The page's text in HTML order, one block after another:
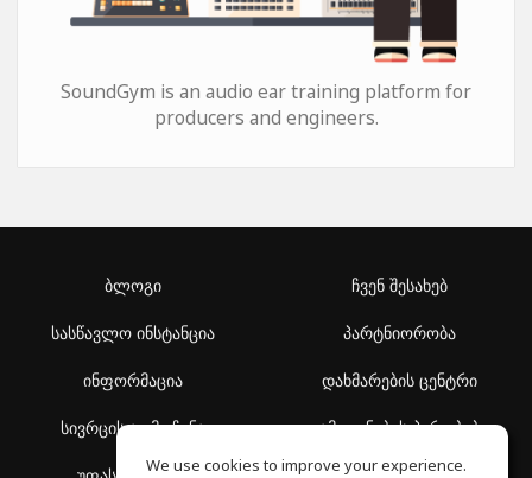
SoundGym is an audio ear training platform for
producers and engineers.
ბლოგი
სასწავლო ინსტანცია
ინფორმაცია
სივრცის აღმოჩენა
ჩვენ შესახებ
პარტნიორობა
დახმარების ცენტრი
გამოყენების პირობები
We use cookies to improve your experience.